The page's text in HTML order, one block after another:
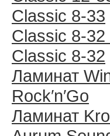
Classic 8-33
Classic 8-
Classic 8-32
Ламинат
Rock′n′Go
Ламинат